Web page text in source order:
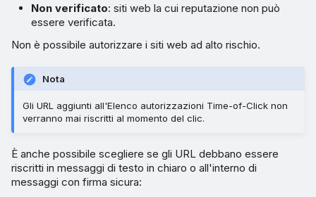
Non verificato: siti web la cui reputazione non può
essere verificata.
Non è possibile autorizzare i siti web ad alto rischio.
Nota
Gli URL aggiunti all'Elenco autorizzazioni Time-of-Click non
verranno mai riscritti al momento del clic.
È anche possibile scegliere se gli URL debbano essere
riscritti in messaggi di testo in chiaro o all'interno di
messaggi con firma sicura: